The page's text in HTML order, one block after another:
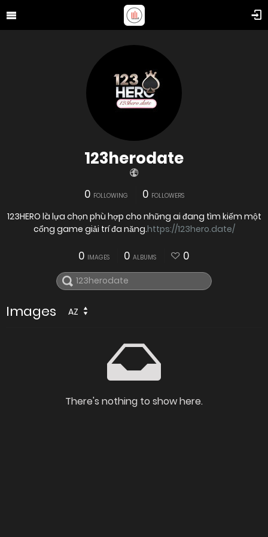
123herodate
0 FOLLOWING 0 FOLLOWERS
123HERO là lựa chọn phù hợp cho những ai đang tìm kiếm một
cổng game giải trí đa năng.https://123hero.date/
0 IMAGES 0 ALBUMS 0
Images AZ
There's nothing to show here.